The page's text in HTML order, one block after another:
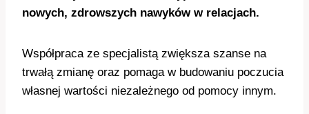
nowych, zdrowszych nawyków w relacjach.
Współpraca ze specjalistą zwiększa szanse na
trwałą zmianę oraz pomaga w budowaniu poczucia
własnej wartości niezależnego od pomocy innym.